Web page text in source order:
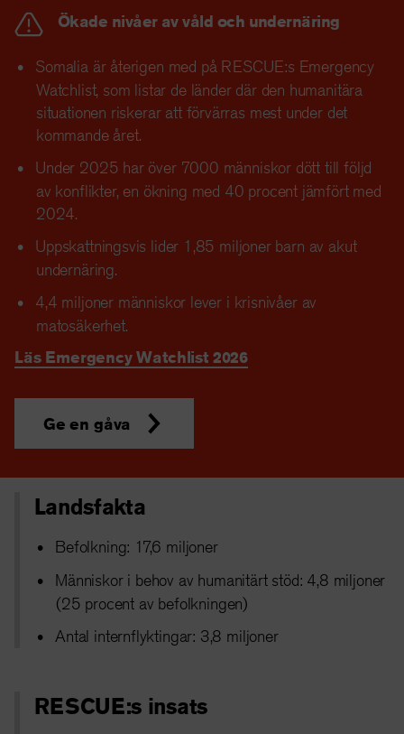
Ökade nivåer av våld och undernäring
Somalia är återigen med på RESCUE:s Emergency
Watchlist, som listar de länder där den humanitära
situationen riskerar att förvärras mest under det
kommande året.
Under 2025 har över 7000 människor dött till följd
av konflikter, en ökning med 40 procent jämfört med
2024.
Uppskattningsvis lider 1,85 miljoner barn av akut
undernäring.
4,4 miljoner människor lever i krisnivåer av
matosäkerhet.
Läs Emergency Watchlist 2026
Ge en gåva
Landsfakta
Befolkning: 17,6 miljoner
Människor i behov av humanitärt stöd: 4,8 miljoner
(25 procent av befolkningen)
Antal internflyktingar: 3,8 miljoner
RESCUE:s insats